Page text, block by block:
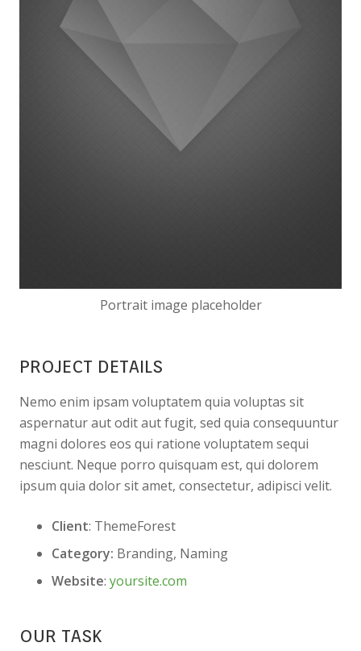
Portrait image placeholder
PROJECT DETAILS
Nemo enim ipsam voluptatem quia voluptas sit
aspernatur aut odit aut fugit, sed quia consequuntur
magni dolores eos qui ratione voluptatem sequi
nesciunt. Neque porro quisquam est, qui dolorem
ipsum quia dolor sit amet, consectetur, adipisci velit.
Client: ThemeForest
Category: Branding, Naming
Website: yoursite.com
OUR TASK